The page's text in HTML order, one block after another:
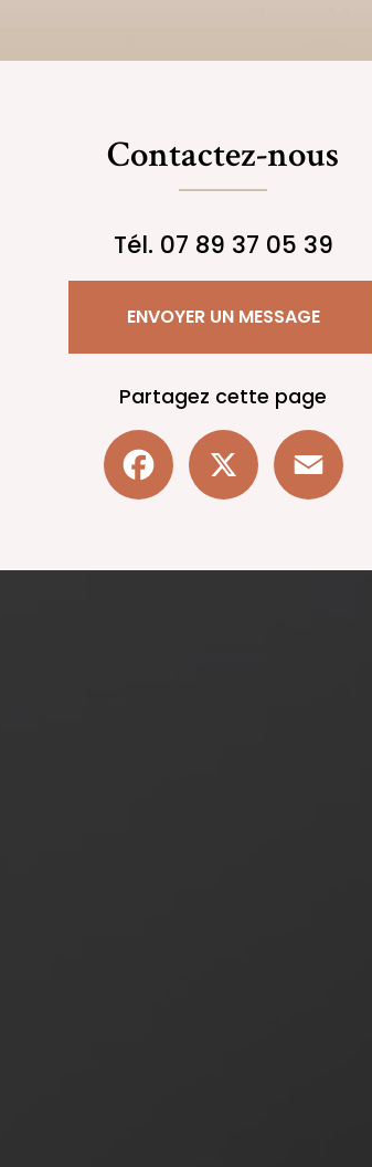
Contactez-nous
Tél. 07 89 37 05 39
ENVOYER UN MESSAGE
Partagez cette page
Facebook